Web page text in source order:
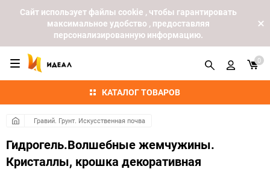
Cайт использует файлы cookie , чтобы гарантировать
максимальное удобство , предоставляя
персонализированную информацию.
КАТАЛОГ ТОВАРОВ
0
Гравий. Грунт. Искусственная почва
Гидрогель.Волшебные жемчужины.
Кристаллы, крошка декоративная